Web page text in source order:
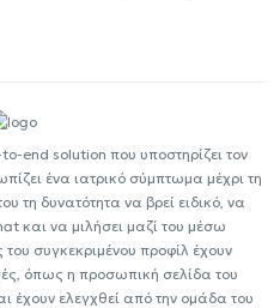
end solution που υποστηρίζει τον
ένα ιατρικό σύμπτωμα μέχρι τη
τη δυνατότητα να βρεί ειδικό, να
και να μιλήσει μαζί του μέσω
συγκεκριμένου προφίλ έχουν
όπως η προσωπική σελίδα του
έχουν ελεγχθεί από την ομάδα του